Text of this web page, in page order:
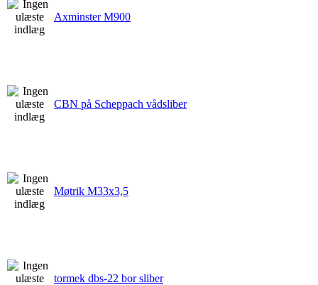
Axminster M900
CBN på Scheppach vådsliber
Møtrik M33x3,5
tormek dbs-22 bor sliber